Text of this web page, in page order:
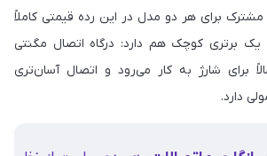
برای هر دو مدل در این رده قیمتی کاملاً
برتری کوچک هم دارد: درگاه اتصال مگنتی
برای شارژ به کار می‌رود و اتصال آسان‌تری
دارد.